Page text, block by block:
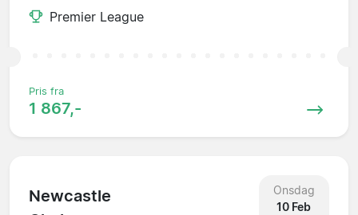
Premier League
Pris fra
1 867,-
Newcastle
Onsdag
10 Feb